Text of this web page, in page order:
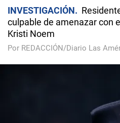
INVESTIGACIÓN
culpable de amenazar con
Kristi Noem
Por REDACCIÓN/Diario Las